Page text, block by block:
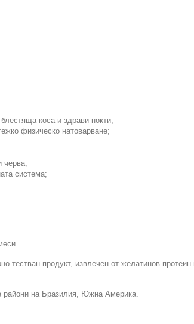
коса и здрави нокти;
физическо натоварване;
черва;
система;
тестван продукт, извлечен от желатинов
райони на Бразилия, Южна Америка.